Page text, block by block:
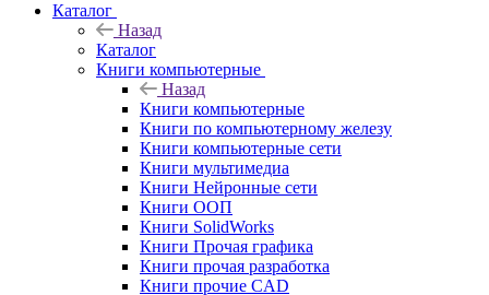
Каталог
Назад
Каталог
Книги компьютерные
Назад
Книги компьютерные
Книги по компьютерному железу
Книги компьютерные сети
Книги мультимедиа
Книги Нейронные сети
Книги ООП
Книги SolidWorks
Книги Прочая графика
Книги прочая разработка
Книги прочие CAD